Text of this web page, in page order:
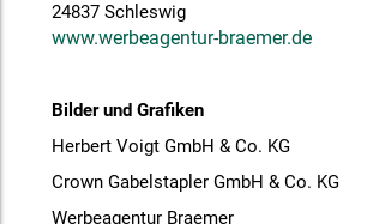
24837 Schleswig
www.werbeagentur-braemer.de
Bilder und Grafiken
Herbert Voigt GmbH & Co. KG
Crown Gabelstapler GmbH & Co. KG
Werbeagentur Braemer